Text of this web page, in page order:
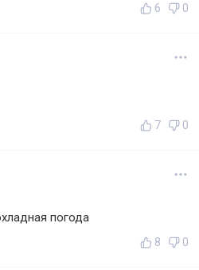
6 0
7 0
погода
8 0